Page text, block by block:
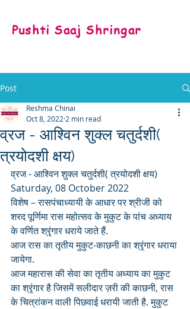
Pushti Saaj Shringar
Post
व्रज - आश्विन शुक्ल चतुर्दशी(
त्रयोदशी क्षय)
Reshma Chinai
Oct 8, 2022 2 min read
व्रज - आश्विन शुक्ल चतुर्दशी( त्रयोदशी क्षय)
Saturday, 08 October 2022
विशेष – रासपंचाध्यायी के आधार पर श्रीजी को
शरद पूर्णिमा रास महोत्सव के मुकुट के पांच अध्याय
के वर्णित श्रृंगार धराये जाते हैं.
आज रास का तृतीय मुकुट-काछनी का श्रृंगार धराया
जायेगा.
आज महारास की सेवा का तृतीय अध्याय का मुकुट
का श्रृंगार है जिसमें सलीदार ज़री की काछनी, रास
के चित्रांकन वाली पिछवाई धरायी जाती है. मुकुट